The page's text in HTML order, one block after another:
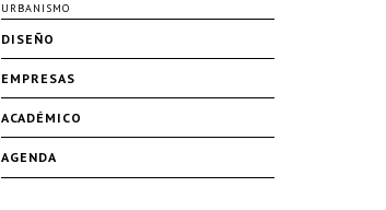
URBANISMO
DISEÑO
EMPRESAS
ACADÉMICO
AGENDA